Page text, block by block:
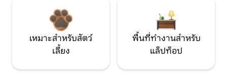
เหมาะสำหรับสัตว์
เลี้ยง
พื้นที่ทำงานสำหรับ
แล็ปท็อป